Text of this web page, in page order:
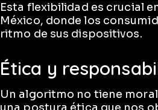
Esta flexibilidad es crucial
México, donde los
ritmo de sus dispositivos.
Ética y
Un algoritmo no tiene